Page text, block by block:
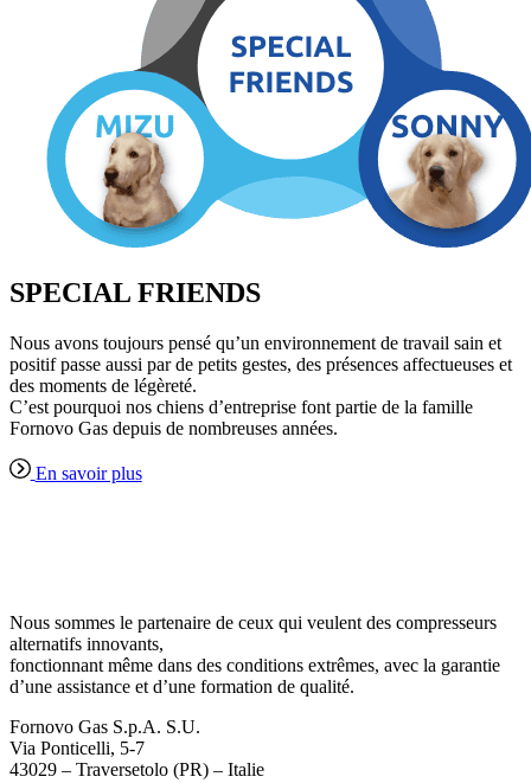
SPECIAL FRIENDS
Nous avons toujours pensé qu’un environnement de travail sain et
positif passe aussi par de petits gestes, des présences affectueuses et
des moments de légèreté.
C’est pourquoi nos chiens d’entreprise font partie de la famille
Fornovo Gas depuis de nombreuses années.
En savoir plus
Nous sommes le partenaire de ceux qui veulent des compresseurs
alternatifs innovants,
fonctionnant même dans des conditions extrêmes, avec la garantie
d’une assistance et d’une formation de qualité.
Fornovo Gas S.p.A. S.U.
Via Ponticelli, 5-7
43029 – Traversetolo (PR) – Italie